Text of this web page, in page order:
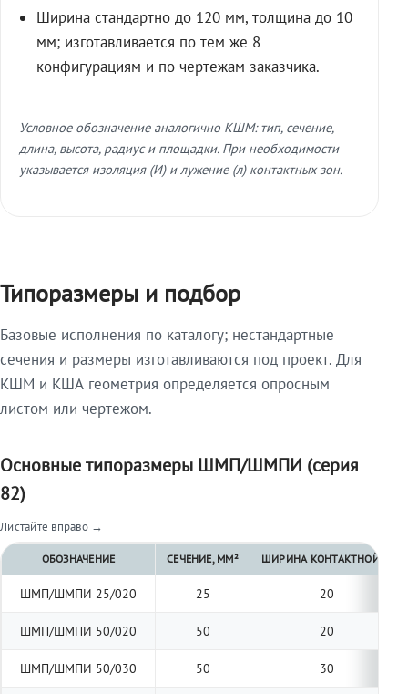
Ширина стандартно до 120 мм, толщина до 10
мм; изготавливается по тем же 8
конфигурациям и по чертежам заказчика.
Условное обозначение аналогично КШМ: тип, сечение,
длина, высота, радиус и площадки. При необходимости
указывается изоляция (И) и лужение (л) контактных зон.
Типоразмеры и подбор
Базовые исполнения по каталогу; нестандартные
сечения и размеры изготавливаются под проект. Для
КШМ и КША геометрия определяется опросным
листом или чертежом.
Основные типоразмеры ШМП/ШМПИ (серия
82)
Листайте вправо →
ОБОЗНАЧЕНИЕ СЕЧЕНИЕ, ММ² ШИРИНА КОНТАКТНОЙ
ШМП/ШМПИ 25/020 25 20
ШМП/ШМПИ 50/020 50 20
ШМП/ШМПИ 50/030 50 30